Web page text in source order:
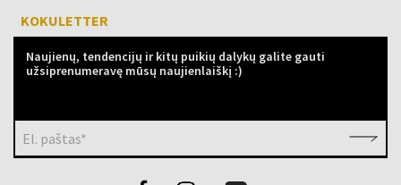
KOKULETTER
Naujienų, tendencijų ir kitų puikių dalykų galite gauti
užsiprenumeravę mūsų naujienlaiškį :)
El. paštas*